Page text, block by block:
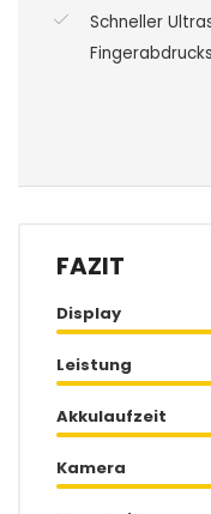
Schneller
FAZIT
Display
Leistung
Akkulaufzeit
Kamera